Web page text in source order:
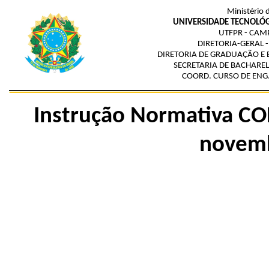
Ministério
UNIVERSIDADE
UTFPR -
DIRETORIA-GERAL
DIRETORIA DE GRADUAÇÃO E
SECRETARIA DE
COORD. CURSO DE
Instrução Normativa